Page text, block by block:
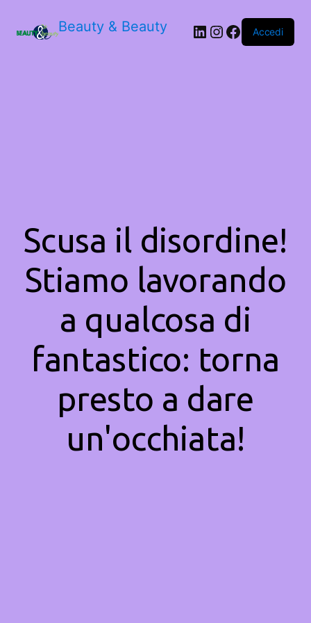
Beauty & Beauty LinkedIn
Instagram
Facebook
Accedi
Scusa il disordine!
Stiamo lavorando
a qualcosa di
fantastico: torna
presto a dare
un'occhiata!